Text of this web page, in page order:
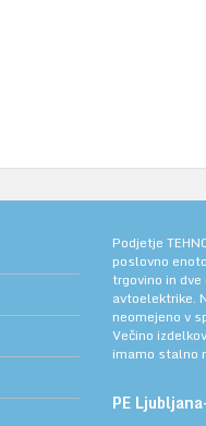
Podjetje
poslovno
trgovino in
avtoelektrike.
neomejeno v
Večino
imamo stalno
PE